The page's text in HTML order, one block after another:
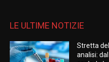
LE ULTIME NOTIZIE
Stretta
analisi: